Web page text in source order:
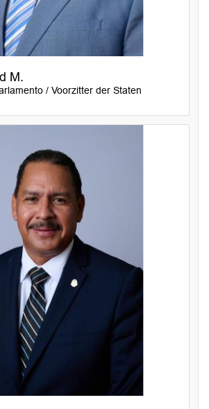
M.
/ Voorzitter der Staten